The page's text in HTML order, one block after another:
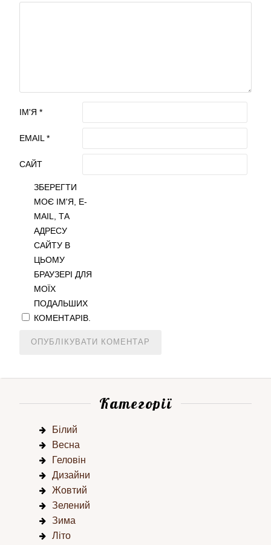
ІМ'Я *
EMAIL *
САЙТ
ЗБЕРЕГТИ
МОЄ ІМ'Я, E-
MAIL, ТА
АДРЕСУ
САЙТУ В
ЦЬОМУ
БРАУЗЕРІ ДЛЯ
МОЇХ
ПОДАЛЬШИХ
КОМЕНТАРІВ.
Категорії
Білий
Весна
Геловін
Дизайни
Жовтий
Зелений
Зима
Літо